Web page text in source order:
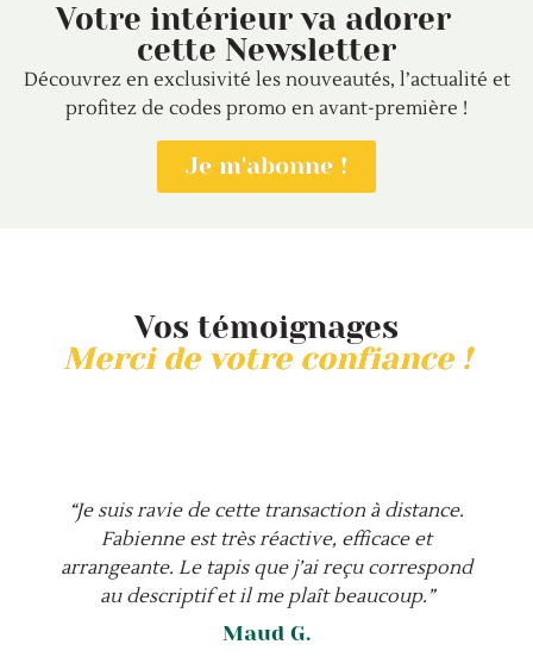
Votre intérieur va adorer
cette Newsletter
Découvrez en exclusivité les nouveautés, l’actualité et
profitez de codes promo en avant-première !
Je m'abonne !
Vos témoignages
Merci de votre confiance !
“Je suis ravie de cette transaction à distance.
Fabienne est très réactive, efficace et
arrangeante. Le tapis que j’ai reçu correspond
au descriptif et il me plaît beaucoup.”
Maud G.